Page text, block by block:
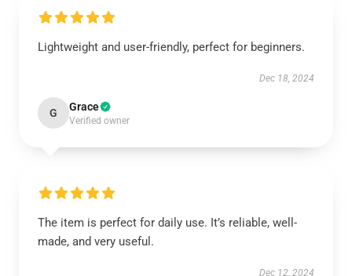
Lightweight and user-friendly, perfect for beginners.
Dec 18, 2024
G Grace
Verified owner
The item is perfect for daily use. It’s reliable, well-
made, and very useful.
Dec 12, 2024